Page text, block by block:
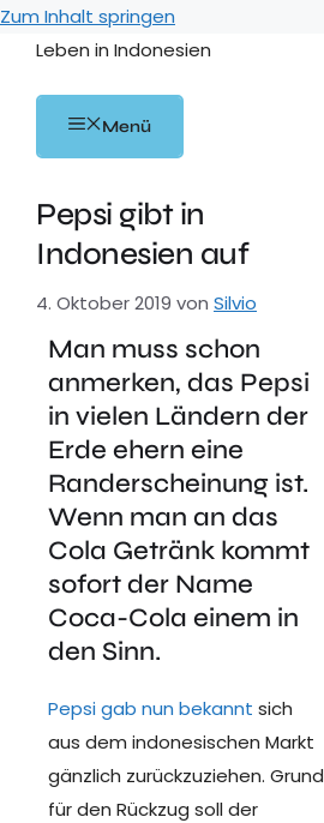
Zum Inhalt springen
Leben in Indonesien
Menü
Pepsi gibt in
Indonesien auf
4. Oktober 2019 von Silvio
Man muss schon
anmerken, das Pepsi
in vielen Ländern der
Erde ehern eine
Randerscheinung ist.
Wenn man an das
Cola Getränk kommt
sofort der Name
Coca-Cola einem in
den Sinn.
Pepsi gab nun bekannt sich
aus dem indonesischen Markt
gänzlich zurückzuziehen. Grund
für den Rückzug soll der